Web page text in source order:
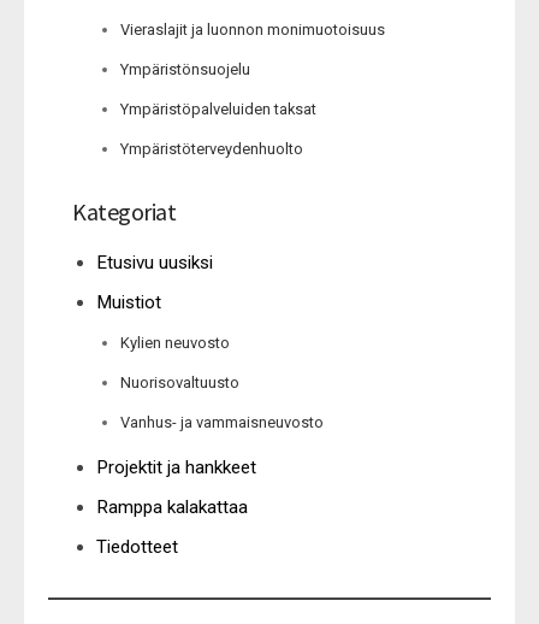
Vieraslajit ja luonnon monimuotoisuus
Ympäristönsuojelu
Ympäristöpalveluiden taksat
Ympäristöterveydenhuolto
Kategoriat
Etusivu uusiksi
Muistiot
Kylien neuvosto
Nuorisovaltuusto
Vanhus- ja vammaisneuvosto
Projektit ja hankkeet
Ramppa kalakattaa
Tiedotteet